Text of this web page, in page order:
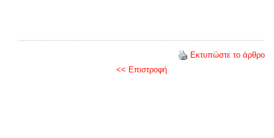
Εκτυπώστε το άρθρο
<< Επιστροφή